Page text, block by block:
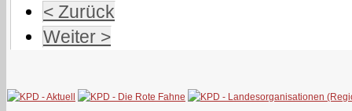
< Zurück
Weiter >